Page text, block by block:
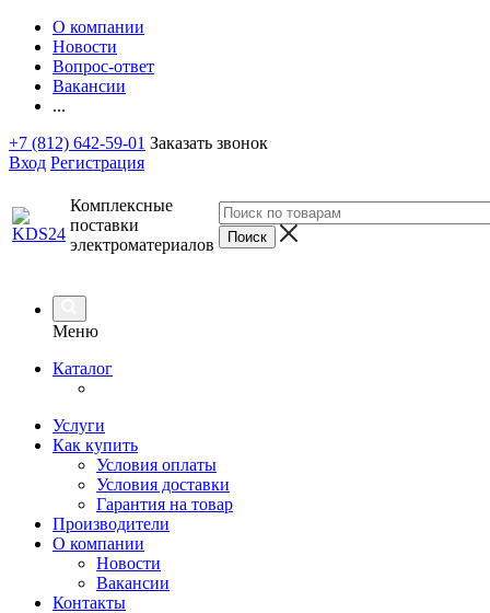
О компании
Новости
Вопрос-ответ
Вакансии
...
+7 (812) 642-59-01 Заказать звонок
Вход Регистрация
Комплексные
поставки
электроматериалов
Меню
Каталог
Услуги
Как купить
Условия оплаты
Условия доставки
Гарантия на товар
Производители
О компании
Новости
Вакансии
Контакты